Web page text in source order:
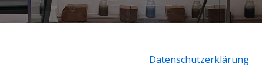
Datenschutzerklärung